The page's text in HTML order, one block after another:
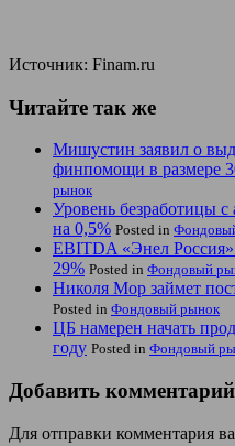
Источник: Finam.ru
Читайте так же
Мишустин заявил о
финпомощи в размере
рынок
Уровень безработицы с
на 0,5% Posted in
EBITDA «Энел Россия»
29% Posted in Фондовый
Николя Мор займет
Posted in Фондовый рынок
ЦБ намерен начать
году Posted in Фондовый
Добавить комментарий
Для отправки комментария